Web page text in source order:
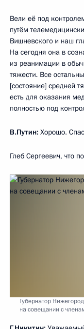
Вели её под
путём
Вишневского и наш
На сегодня она в
из реанимации в
тяжести. Все
[состояние] средней
есть для оказания
полностью под
В.Путин: Хорошо.
Глеб Сергеевич, что
Губернатор
на совещании с